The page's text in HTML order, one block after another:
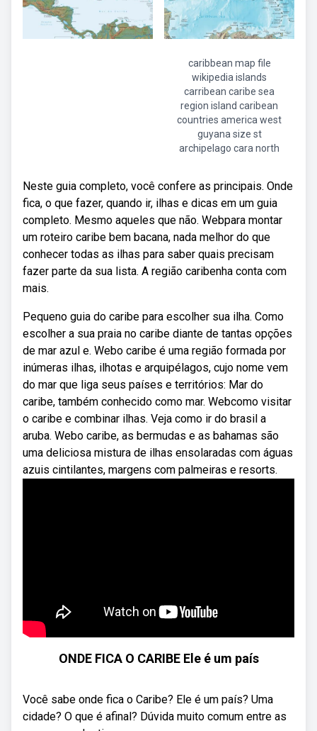
caribbean map file
wikipedia islands
carribean caribe sea
region island caribean
countries america west
guyana size st
archipelago cara north
Neste guia completo, você confere as principais. Onde
fica, o que fazer, quando ir, ilhas e dicas em um guia
completo. Mesmo aqueles que não. Webpara montar
um roteiro caribe bem bacana, nada melhor do que
conhecer todas as ilhas para saber quais precisam
fazer parte da sua lista. A região caribenha conta com
mais.
Pequeno guia do caribe para escolher sua ilha. Como
escolher a sua praia no caribe diante de tantas opções
de mar azul e. Webo caribe é uma região formada por
inúmeras ilhas, ilhotas e arquipélagos, cujo nome vem
do mar que liga seus países e territórios: Mar do
caribe, também conhecido como mar. Webcomo visitar
o caribe e combinar ilhas. Veja como ir do brasil a
aruba. Webo caribe, as bermudas e as bahamas são
uma deliciosa mistura de ilhas ensolaradas com águas
azuis cintilantes, margens com palmeiras e resorts.
ONDE FICA O CARIBE Ele é um país
Você sabe onde fica o Caribe? Ele é um país? Uma
cidade? O que é afinal? Dúvida muito comum entre as